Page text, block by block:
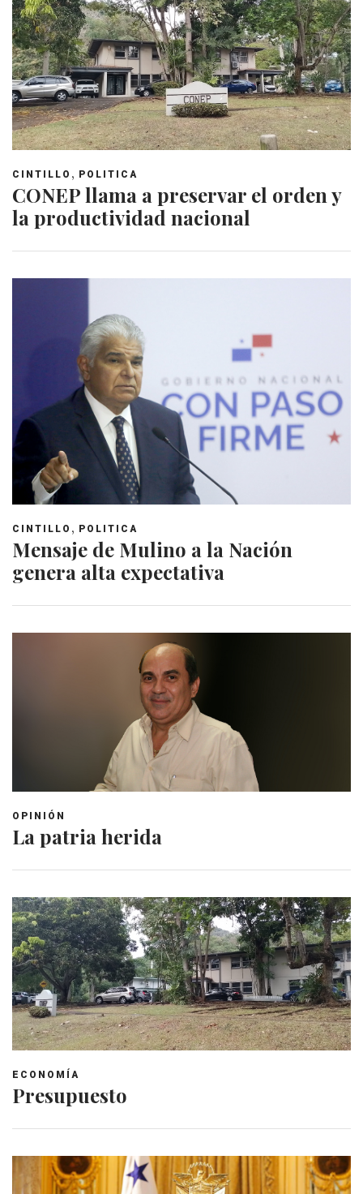
CINTILLO , POLITICA
CONEP llama a preservar el orden y
la productividad nacional
CINTILLO , POLITICA
Mensaje de Mulino a la Nación
genera alta expectativa
OPINIÓN
La patria herida
ECONOMÍA
Presupuesto